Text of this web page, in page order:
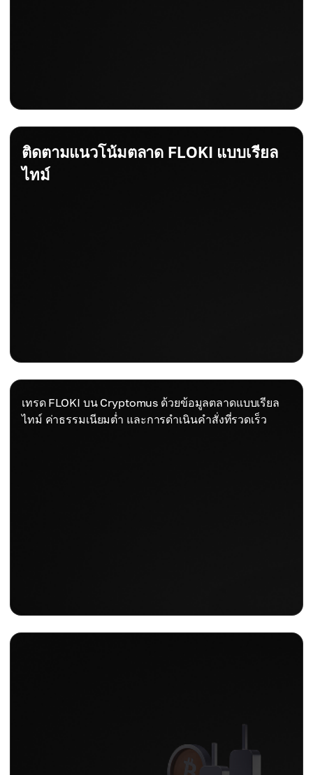
ติดตามแนวโน้มตลาด FLOKI แบบเรียล
ไทม์
เทรด FLOKI บน Cryptomus ด้วยข้อมูลตลาดแบบเรียล
ไทม์ ค่าธรรมเนียมต่ำ และการดำเนินคำสั่งที่รวดเร็ว